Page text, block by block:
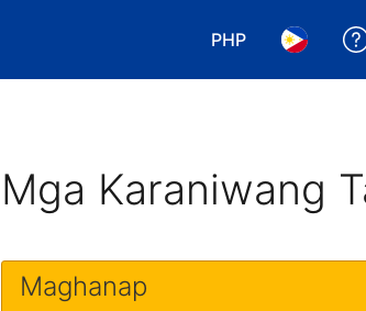
PHP
Pumili ngPumili
Mga Karaniwang
Maghanap